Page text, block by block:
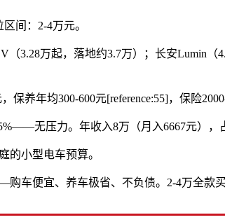
间：2-4万元。
3.28万起，落地约3.7万）；长安Lumin
养年均300-600元[reference:55]，保险
无压力。年收入8万（月入6667元），
的小型电车预算。
车便宜、养车极省、不负债。2-4万全款